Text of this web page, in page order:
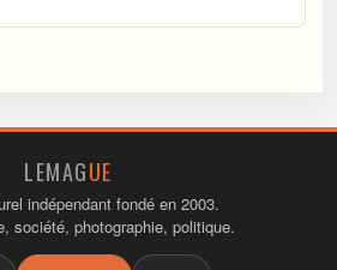
LEMAGUE
indépendant fondé en 2003.
société, photographie, politique.